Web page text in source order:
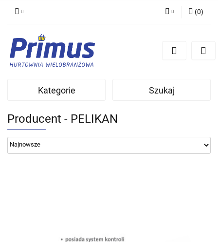
Zarejestruj się
(0)
Kategorie Szukaj
Producent - PELIKAN